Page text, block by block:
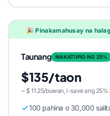
🎉 Pinakamahusay na
Taunang MAKATIIPID NG 25%
$135/taon
~ $ 11.25/buwan, i-save ang
100 pahina o 30,000